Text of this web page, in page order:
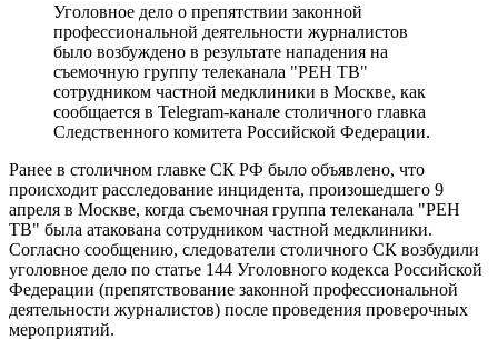
Уголовное дело о препятствии законной
профессиональной деятельности журналистов
было возбуждено в результате нападения на
съемочную группу телеканала "РЕН ТВ"
сотрудником частной медклиники в Москве, как
сообщается в Telegram-канале столичного главка
Следственного комитета Российской Федерации.
Ранее в столичном главке СК РФ было объявлено, что
происходит расследование инцидента, произошедшего 9
апреля в Москве, когда съемочная группа телеканала "РЕН
ТВ" была атакована сотрудником частной медклиники.
Согласно сообщению, следователи столичного СК возбудили
уголовное дело по статье 144 Уголовного кодекса Российской
Федерации (препятствование законной профессиональной
деятельности журналистов) после проведения проверочных
мероприятий.